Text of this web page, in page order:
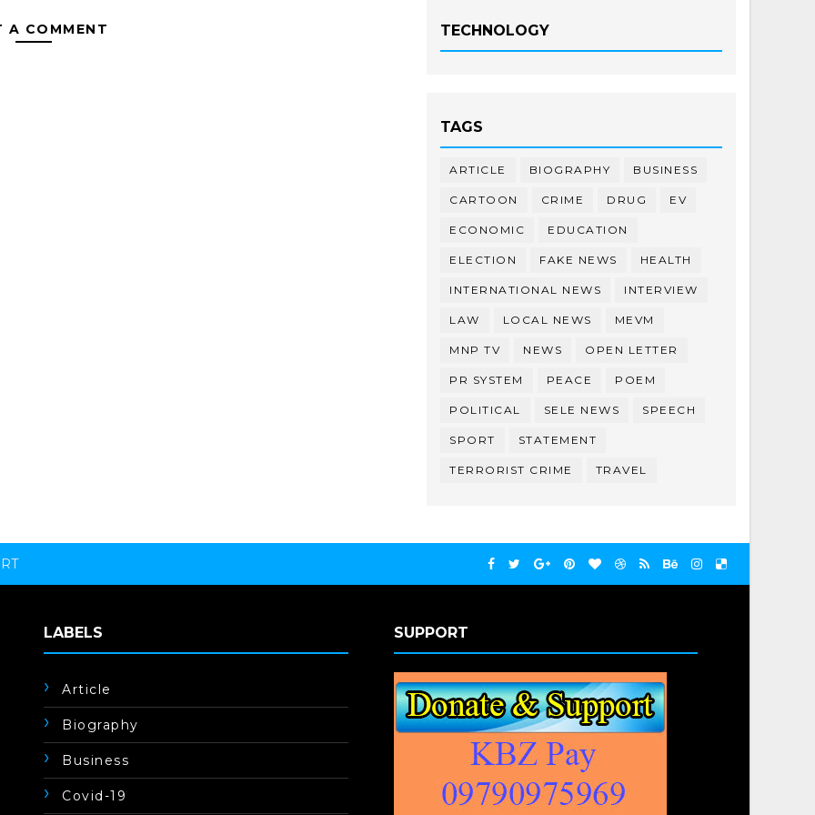
A COMMENT TECHNOLOGY
TAGS
ARTICLE BIOGRAPHY BUSINESS
CARTOON CRIME DRUG EV
ECONOMIC EDUCATION
ELECTION FAKE NEWS HEALTH
INTERNATIONAL NEWS INTERVIEW
LAW LOCAL NEWS MEVM
MNP TV NEWS OPEN LETTER
PR SYSTEM PEACE POEM
POLITICAL SELE NEWS SPEECH
SPORT STATEMENT
TERRORIST CRIME TRAVEL
LABELS
Article
Biography
Business
Covid-19
SUPPORT